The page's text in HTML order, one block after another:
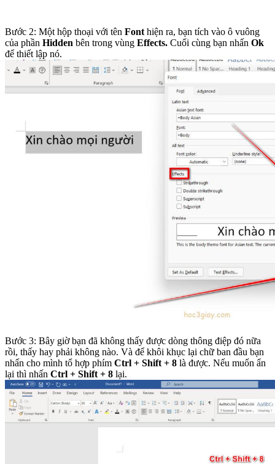
Bước 2: Một hộp thoại với tên Font hiện ra, bạn tích vào ô vuông
của phần Hidden bên trong vùng Effects. Cuối cùng bạn nhấn Ok
để thiết lập nó.
Bước 3: Bây giờ bạn đã không thấy được dòng thông điệp đó nữa
rồi, thấy hay phải không nào. Và để khôi khục lại chữ ban đầu bạn
nhấn cho mình tổ hợp phím Ctrl + Shift + 8 là được. Nếu muốn ẩn
lại thì nhấn Ctrl + Shift + 8 lại.